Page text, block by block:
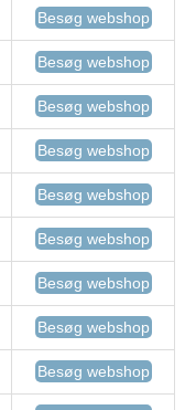
Besøg webshop
Besøg webshop
Besøg webshop
Besøg webshop
Besøg webshop
Besøg webshop
Besøg webshop
Besøg webshop
Besøg webshop